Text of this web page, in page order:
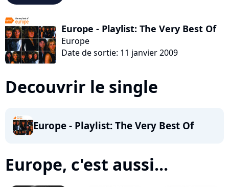
Europe - Playlist: The Very Best Of
Europe
Date de sortie: 11 janvier 2009
Decouvrir le single
Europe - Playlist: The Very Best Of
Europe, c'est aussi...